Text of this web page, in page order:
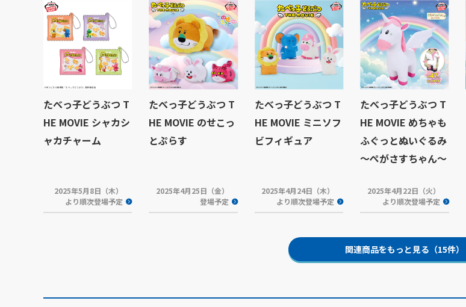
たべっ子どうぶつ T
HE MOVIE シャカシ
ャカチャーム
2025年5月8日（木）
より順次登場予定
たべっ子どうぶつ T
HE MOVIE のせこっ
とぷらす
2025年4月25日（金）
登場予定
たべっ子どうぶつ T
HE MOVIE ミニソフ
ビフィギュア
2025年4月24日（木）
より順次登場予定
たべっ子どうぶつ T
HE MOVIE めちゃも
ふぐっとぬいぐるみ
～ぺがさすちゃん～
2025年4月22日（火）
より順次登場予定
関連商品をもっと見る（15件）